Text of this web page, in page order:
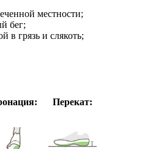
местности;
бег;
в грязь и слякоть;
Перекат: